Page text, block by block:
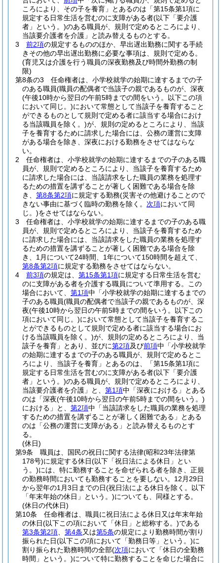
ころにより、その子を養育」とあるのは「第15条第1項に
規定する日常生活を営むのに支障がある者(以下「要介護
者」という。)のある職員が、規則で定めるところにより、
当該要介護者を介護」と読み替えるものとする。
3
前2項の規定するもののほか、早出遅出勤務に関する手続
きその他の早出遅出勤務に必要な事項は、規則で定める。
(育児又は介護を行う職員の深夜勤務及び時間外勤務の制
限)
第8条の3
任命権者は、小学校就学の始期に達するまでの子
のある職員(職員の配偶者で当該子の親であるものが、深夜
(午後10時から翌日の午前5時までの間をいう。以下この項
において同じ。)において常態として当該子を養育すること
ができるものとして規則で定める者に該当する場合におけ
る当該職員を除く。)が、規則の定めるところにより、当該
子を養育するために請求した場合には、公務の運営に支障
がある場合を除き、深夜における勤務をさせてはならな
い。
2
任命権者は、小学校就学の始期に達するまでの子のある職
員が、規則で定めるところにより、当該子を養育するため
に請求した場合には、当該請求をした職員の業務を処理す
るための措置を講ずることが著しく困難である場合を除
き、 第8条第2項に規定する勤務(災害その他避けることので
きない事由に基づく臨時の勤務を除く。 次項において同
じ。)をさせてはならない。
3
任命権者は、小学校就学の始期に達するまでの子のある職
員が、規則で定めるところにより、当該子を養育するため
に請求した場合には、当該請求をした職員の業務を処理す
るための措置を講ずることが著しく困難である場合を除
き、1月について24時間、1年について150時間を超えて、
第8条第2項に規定する勤務をさせてはならない。
4
前3項の規定は、 第15条第1項に規定する日常生活を営む
のに支障がある者を介護する職員について準用する。
この
場合において、 第1項中「小学校就学の始期に達するまでの
子のある職員(職員の配偶者で当該子の親であるものが、深
夜(午後10時から翌日の午前5時までの間をいう。以下この
項において同じ。)において常態として当該子を養育するこ
とができるものとして規則で定める者に該当する場合にお
ける当該職員を除く。)が、規則の定めるところにより、当
該子を養育」とあり、並びに第2項及び前項中「小学校就学
の始期に達するまでの子のある職員が、規則で定めるとこ
ろにより、当該子を養育」とあるのは、「第15条第1項に
規定する日常生活を営むのに支障がある者(以下「要介護
者」という。)のある職員が、規則で定めるところにより、
当該要介護者を介護」と、 第1項中「深夜における」とある
のは「深夜(午後10時から翌日の午前5時までの間をいう。)
における」と、 第2項中「当該請求をした職員の業務を処理
するための措置を講ずることが著しく困難である」とある
のは「公務の運営に支障がある」と読み替えるものとす
る。
(休日)
第9条
職員は、国民の祝日に関する法律(昭和23年法律第
178号)に規定する休日(以下「祝日法による休日」とい
う。)には、特に勤務することを命ぜられる者を除き、正規
の勤務時間においても勤務することを要しない。 12月29日
から翌年の1月3日までの日(祝日法による休日を除く。以下
「年末年始の休日」という。)についても、同様とする。
(休日の代休日)
第10条
任命権者は、職員に祝日法による休日又は年末年始
の休日(以下この項において「休日」と総称する。)である
第3条第2項
第4条又は第5条の規定により勤務時間が割り
振られた日(以下この項において「勤務日等」という。)に
割り振られた勤務時間の全部(次項において「休日の全勤務
時間」という。)について特に勤務することを命じた場合に